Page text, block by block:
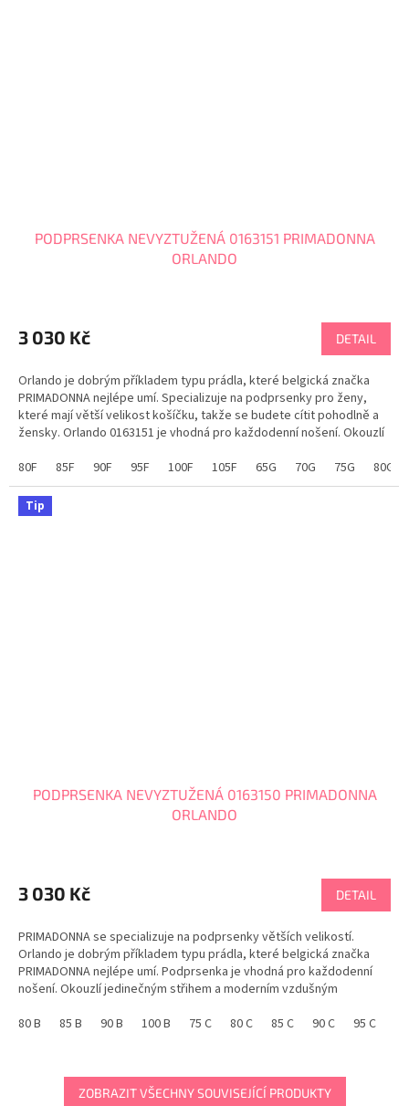
PODPRSENKA NEVYZTUŽENÁ 0163151 PRIMADONNA
ORLANDO
3 030 Kč DETAIL
Orlando je dobrým příkladem typu prádla, které belgická značka
PRIMADONNA nejlépe umí. Specializuje na podprsenky pro ženy,
které mají větší velikost košíčku, takže se budete cítit pohodlně a
žensky. Orlando 0163151 je vhodná pro každodenní nošení. Okouzlí
80F
85F 90F 95F 100F 105F 65G 70G 75G 80G
Tip
PODPRSENKA NEVYZTUŽENÁ 0163150 PRIMADONNA
ORLANDO
produktu
je
z
5
hvězdiček.
3 030 Kč DETAIL
PRIMADONNA se specializuje na podprsenky větších velikostí.
Orlando je dobrým příkladem typu prádla, které belgická značka
PRIMADONNA nejlépe umí. Podprsenka je vhodná pro každodenní
nošení. Okouzlí jedinečným střihem a moderním vzdušným
80 B
85 B 90 B 100 B 75 C 80 C 85 C 90 C 95 C
ZOBRAZIT VŠECHNY SOUVISEJÍCÍ PRODUKTY